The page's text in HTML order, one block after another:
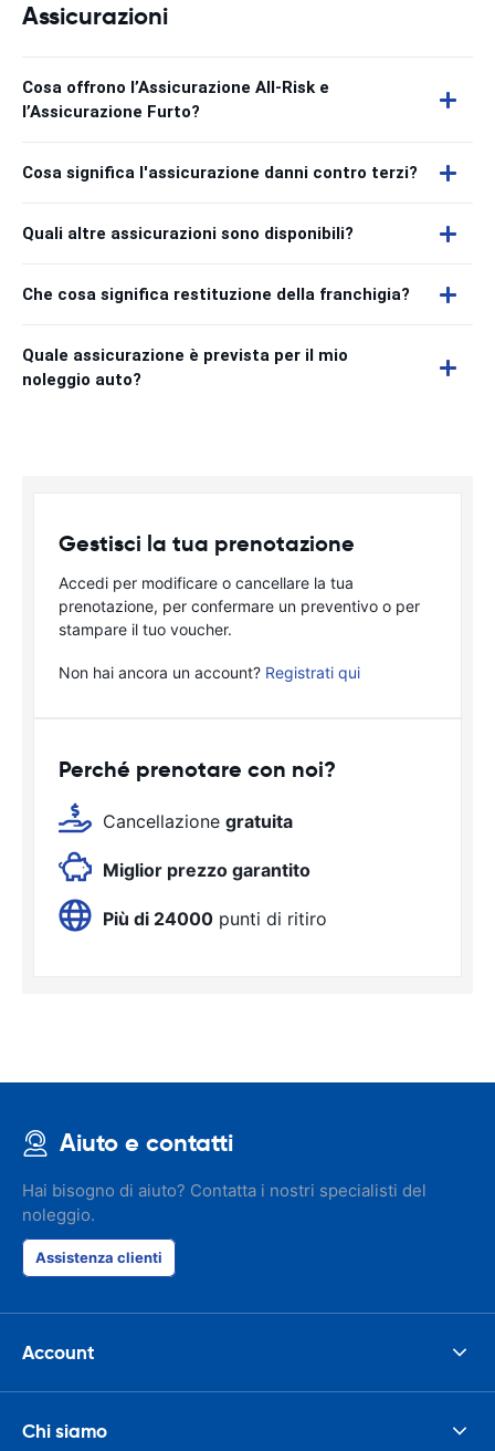
Assicurazioni
Cosa offrono l’Assicurazione All-Risk e
l’Assicurazione Furto?
Cosa significa l'assicurazione danni contro terzi?
Quali altre assicurazioni sono disponibili?
Che cosa significa restituzione della franchigia?
Quale assicurazione è prevista per il mio
noleggio auto?
Gestisci la tua prenotazione
Accedi per modificare o cancellare la tua
prenotazione, per confermare un preventivo o per
stampare il tuo voucher.
Non hai ancora un account? Registrati qui
Perché prenotare con noi?
Cancellazione gratuita
Miglior prezzo garantito
Più di 24000 punti di ritiro
Aiuto e contatti
Hai bisogno di aiuto? Contatta i nostri specialisti del
noleggio.
Assistenza clienti
Account
Chi siamo